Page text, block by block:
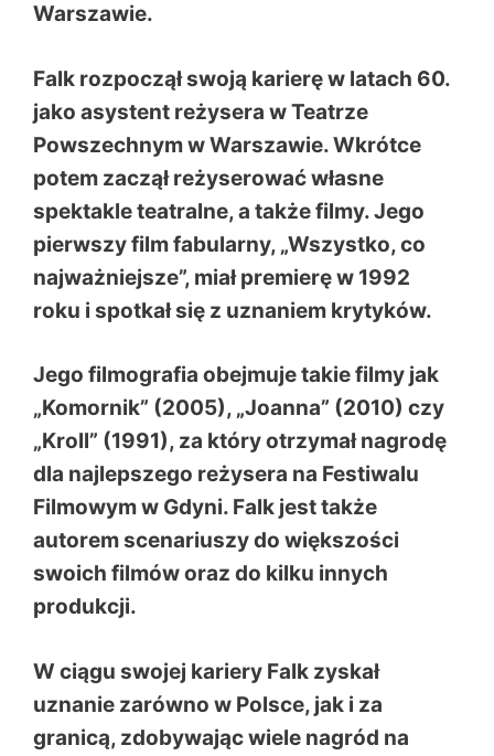
Warszawie.
Falk rozpoczął swoją karierę w latach 60.
jako asystent reżysera w Teatrze
Powszechnym w Warszawie. Wkrótce
potem zaczął reżyserować własne
spektakle teatralne, a także filmy. Jego
pierwszy film fabularny, „Wszystko, co
najważniejsze”, miał premierę w 1992
roku i spotkał się z uznaniem krytyków.
Jego filmografia obejmuje takie filmy jak
„Komornik” (2005), „Joanna” (2010) czy
„Kroll” (1991), za który otrzymał nagrodę
dla najlepszego reżysera na Festiwalu
Filmowym w Gdyni. Falk jest także
autorem scenariuszy do większości
swoich filmów oraz do kilku innych
produkcji.
W ciągu swojej kariery Falk zyskał
uznanie zarówno w Polsce, jak i za
granicą, zdobywając wiele nagród na